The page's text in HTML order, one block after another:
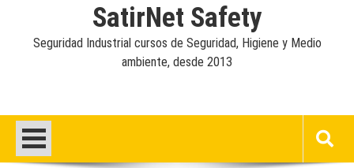
SatirNet Safety
Seguridad Industrial cursos de Seguridad, Higiene y Medio
ambiente, desde 2013